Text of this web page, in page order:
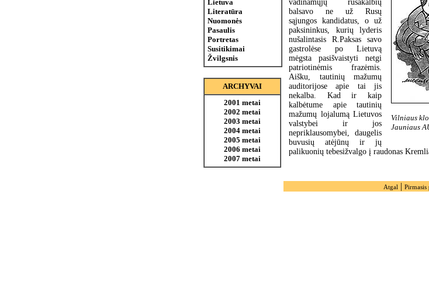
Lietuva
Literatūra
Nuomonės
Pasaulis
Portretas
Susitikimai
Žvilgsnis
ARCHYVAI
2001 metai
2002 metai
2003 metai
2004 metai
2005 metai
2006 metai
2007 metai
Vilniaus
Jauniaus
vadinamųjų rusakalbių
balsavo ne už Rusų
sąjungos kandidatus, o už
paksininkus, kurių lyderis
nušalintasis R.Paksas savo
gastrolėse po Lietuvą
mėgsta pasišvaistyti netgi
patriotinėmis frazėmis.
Aišku, tautinių mažumų
auditorijose apie tai jis
nekalba. Kad ir kaip
kalbėtume apie tautinių
mažumų lojalumą Lietuvos
valstybei ir jos
nepriklausomybei, daugelis
buvusių atėjūnų ir jų
palikuonių tebesižvalgo į raudonas
Atgal | Pirmasis